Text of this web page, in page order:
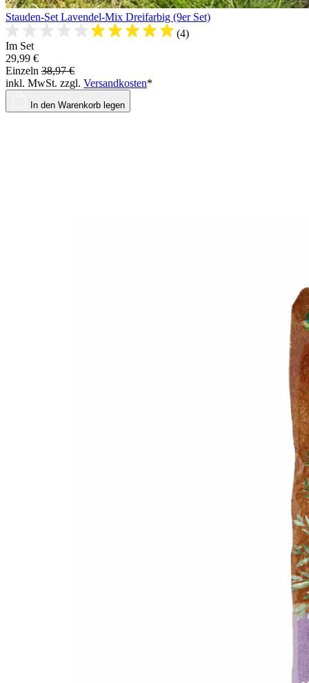
Stauden-Set Lavendel-Mix Dreifarbig (9er Set)
(4)
Im Set
29,99 €
Einzeln 38,97 €
inkl. MwSt. zzgl. Versandkosten*
In den Warenkorb legen